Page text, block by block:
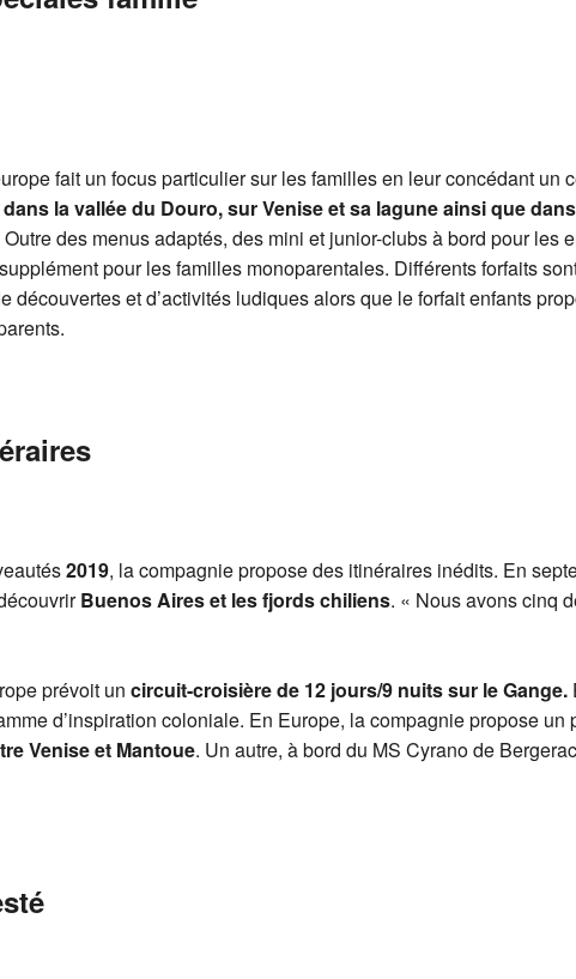
fait un focus particulier sur les familles en leur concédant un
la vallée du Douro, sur Venise et sa lagune ainsi que
des menus adaptés, des mini et junior-clubs à bord pour les
pour les familles monoparentales. Différents forfaits
découvertes et d’activités ludiques alors que le forfait enfants
2019, la compagnie propose des itinéraires inédits. En
Buenos Aires et les fjords chiliens. « Nous avons cinq
prévoit un circuit-croisière de 12 jours/9 nuits sur le Gange.
d’inspiration coloniale. En Europe, la compagnie propose un
Venise et Mantoue. Un autre, à bord du MS Cyrano de